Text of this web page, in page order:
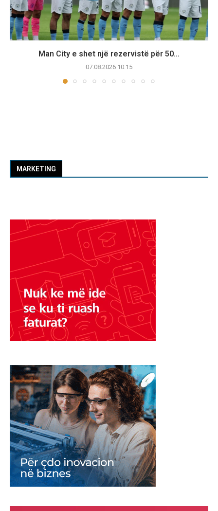
Man City e shet një rezervistë për 50...
07.08.2026 10:15
MARKETING